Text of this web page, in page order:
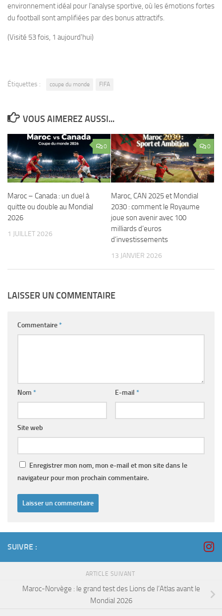
environnement idéal pour l’analyse sportive, où les émotions fortes
du football sont amplifiées par des bonus attractifs.
(Visité 53 fois, 1 aujourd'hui)
Étiquettes : coupe du monde FIFA
VOUS AIMEREZ AUSSI...
0
Maroc – Canada : un duel à
quitte ou double au Mondial
2026
1 JUILLET 2026
0
Maroc, CAN 2025 et Mondial
2030 : comment le Royaume
joue son avenir avec 100
milliards d’euros
d’investissements
13 JANVIER 2026
LAISSER UN COMMENTAIRE
Commentaire*
Nom * E-mail *
Site web
Enregistrer mon nom, mon e-mail et mon site dans le
navigateur pour mon prochain commentaire.
SUIVRE :
ARTICLE SUIVANT
Maroc-Norvège : le grand test des Lions de l’Atlas avant le
Mondial 2026